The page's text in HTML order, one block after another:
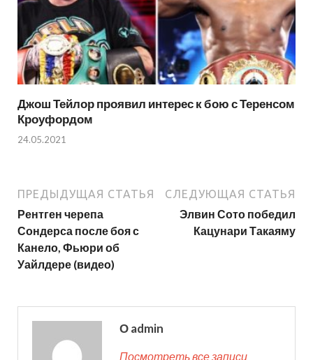
Джош Тейлор проявил интерес к бою с Теренсом
Кроуфордом
24.05.2021
ПРЕДЫДУЩАЯ СТАТЬЯ
Рентген черепа
Сондерса после боя с
Канело, Фьюри об
Уайлдере (видео)
СЛЕДУЮЩАЯ СТАТЬЯ
Элвин Сото победил
Кацунари Такаяму
О admin
Посмотреть все записи